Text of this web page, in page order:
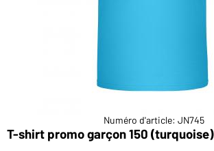
Numéro d'article: JN745
T-shirt promo garçon 150 (turquoise)